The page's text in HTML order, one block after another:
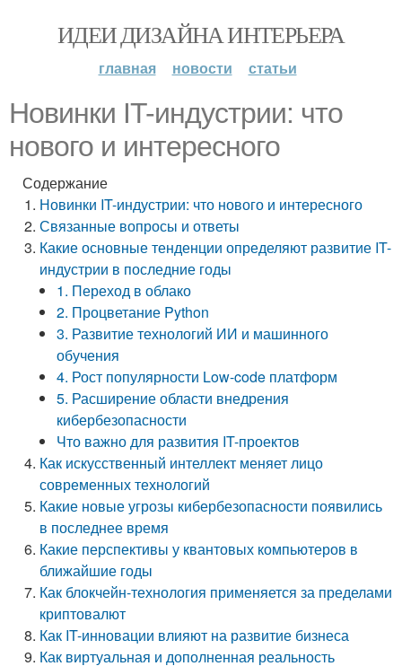
ИДЕИ ДИЗАЙНА ИНТЕРЬЕРА
главная новости статьи
Новинки IT-индустрии: что
нового и интересного
Содержание
Новинки IT-индустрии: что нового и интересного
Связанные вопросы и ответы
Какие основные тенденции определяют развитие IT-
индустрии в последние годы
1. Переход в облако
2. Процветание Python
3. Развитие технологий ИИ и машинного
обучения
4. Рост популярности Low-code платформ
5. Расширение области внедрения
кибербезопасности
Что важно для развития IT-проектов
Как искусственный интеллект меняет лицо
современных технологий
Какие новые угрозы кибербезопасности появились
в последнее время
Какие перспективы у квантовых компьютеров в
ближайшие годы
Как блокчейн-технология применяется за пределами
криптовалют
Как IT-инновации влияют на развитие бизнеса
Как виртуальная и дополненная реальность